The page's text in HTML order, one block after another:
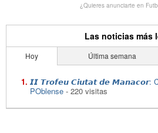
¿Quieres anunciarte en
Las noticias más
Hoy Última semana
𝙄𝙄 𝙏𝙧𝙤𝙛𝙚𝙪 𝘾𝙞𝙪𝙩𝙖𝙩 𝙙𝙚 𝙈𝙖𝙣𝙖𝙘𝙤𝙧:
POblense - 220 visitas